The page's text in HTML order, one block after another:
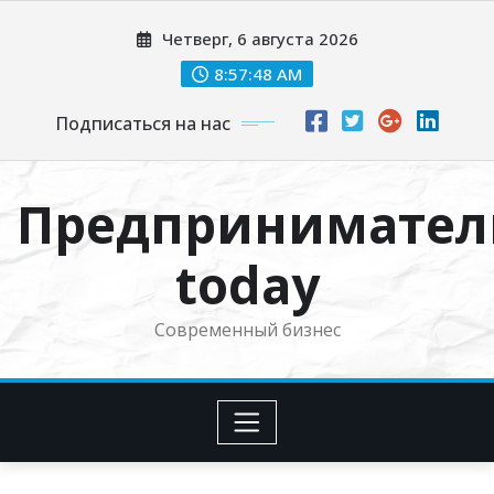
Четверг, 6 августа 2026
8:57:49 AM
Подписаться на нас
today
Современный бизнес